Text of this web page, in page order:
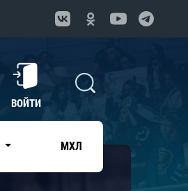
ВОЙТИ
МХЛ